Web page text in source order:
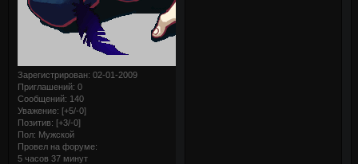
Зарегистрирован: 02-01-2009
Приглашений: 0
Сообщений: 140
Уважение: [+5/-0]
Позитив: [+3/-0]
Пол: Мужской
Провел на форуме:
5 часов 37 минут